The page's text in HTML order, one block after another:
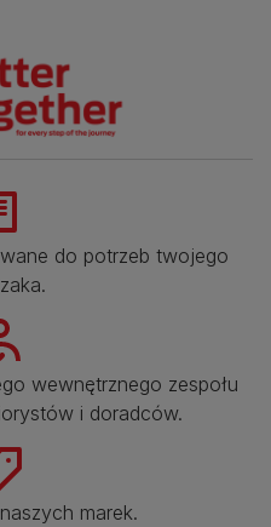
do potrzeb twojego
wewnętrznego zespołu
i doradców.​
marek.​